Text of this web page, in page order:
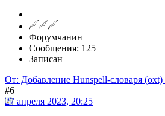
Форумчанин
Сообщения: 125
Записан
От: Добавление Hunspell-словаря (oxt)
#6
27 апреля 2023, 20:25